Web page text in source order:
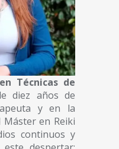
Técnicas de
diez años de
y en la
Máster en Reiki
continuos y